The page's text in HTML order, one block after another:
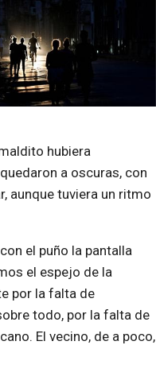
hubiera
a oscuras, con
aunque tuviera un ritmo
el puño la pantalla
el espejo de la
por la falta de
todo, por la falta de
El vecino, de a poco,